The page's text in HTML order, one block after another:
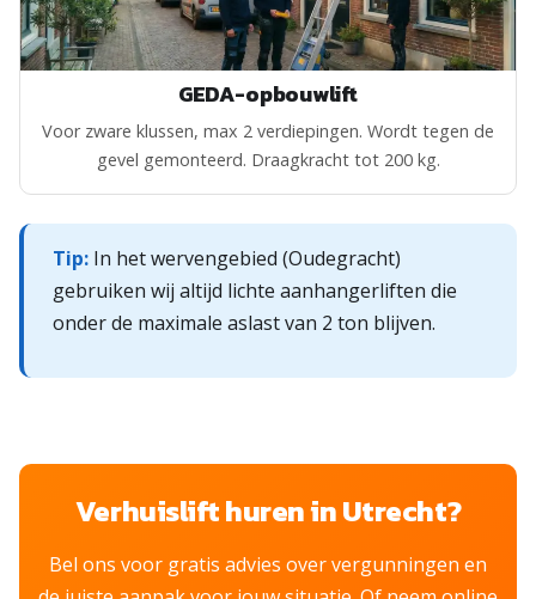
GEDA-opbouwlift
Voor zware klussen, max 2 verdiepingen. Wordt tegen de
gevel gemonteerd. Draagkracht tot 200 kg.
Tip: In het wervengebied (Oudegracht)
gebruiken wij altijd lichte aanhangerliften die
onder de maximale aslast van 2 ton blijven.
Verhuislift huren in Utrecht?
Bel ons voor gratis advies over vergunningen en